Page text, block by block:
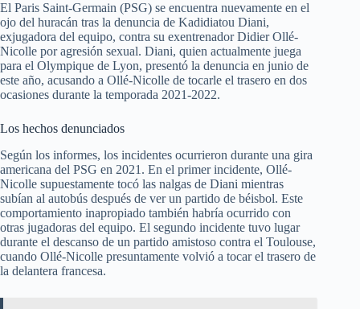
El Paris Saint-Germain (PSG) se encuentra nuevamente en el
ojo del huracán tras la denuncia de Kadidiatou Diani,
exjugadora del equipo, contra su exentrenador Didier Ollé-
Nicolle por agresión sexual. Diani, quien actualmente juega
para el Olympique de Lyon, presentó la denuncia en junio de
este año, acusando a Ollé-Nicolle de tocarle el trasero en dos
ocasiones durante la temporada 2021-2022.
Los hechos denunciados
Según los informes, los incidentes ocurrieron durante una gira
americana del PSG en 2021. En el primer incidente, Ollé-
Nicolle supuestamente tocó las nalgas de Diani mientras
subían al autobús después de ver un partido de béisbol. Este
comportamiento inapropiado también habría ocurrido con
otras jugadoras del equipo. El segundo incidente tuvo lugar
durante el descanso de un partido amistoso contra el Toulouse,
cuando Ollé-Nicolle presuntamente volvió a tocar el trasero de
la delantera francesa.